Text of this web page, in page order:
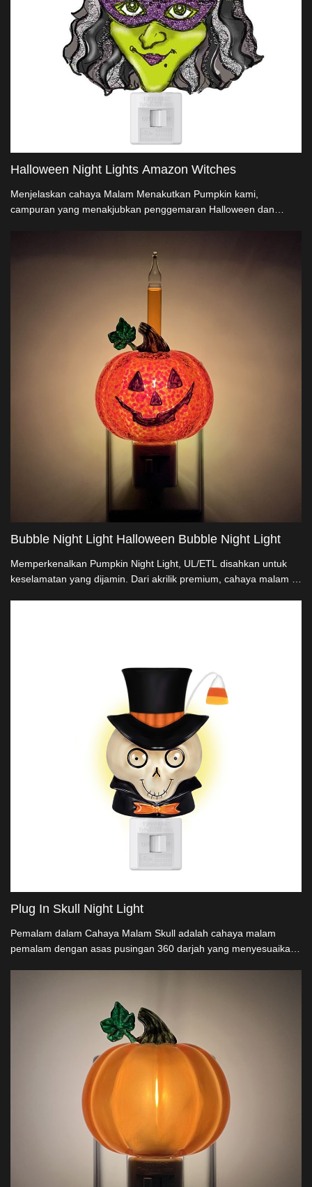
Halloween Night Lights Amazon Witches
Menjelaskan cahaya Malam Menakutkan Pumpkin kami,
campuran yang menakjubkan penggemaran Halloween dan
keselamatan. Putaran 360° berpotensi Amerika Syarikat kita
mencair dengan rancangan yang berakar dalam resin semulajadi,
memastikan panjang umur. Sempurna untuk penjual besar,
Halloween, menjadikan ruang anda sangat tidak terlupa.
Bubble Night Light Halloween Bubble Night Light
Memperkenalkan Pumpkin Night Light, UL/ETL disahkan untuk
keselamatan yang dijamin. Dari akrilik premium, cahaya malam ini
Solusi pencahayaan yang unik, menarik dan selamat untuk
penggunaan sepanjang tahun atau musim.
Plug In Skull Night Light
Pemalam dalam Cahaya Malam Skull adalah cahaya malam
pemalam dengan asas pusingan 360 darjah yang menyesuaikan
tengkorak dalam keadaan mati. Apabila malam jatuh, cahaya
malam akan secara automatik menyala dalam keadaan cahaya